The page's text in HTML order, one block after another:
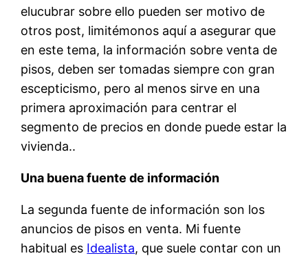
elucubrar sobre ello pueden ser motivo de
otros post, limitémonos aquí a asegurar que
en este tema, la información sobre venta de
pisos, deben ser tomadas siempre con gran
escepticismo, pero al menos sirve en una
primera aproximación para centrar el
segmento de precios en donde puede estar la
vivienda..
Una buena fuente de información
La segunda fuente de información son los
anuncios de pisos en venta. Mi fuente
habitual es Idealista, que suele contar con un